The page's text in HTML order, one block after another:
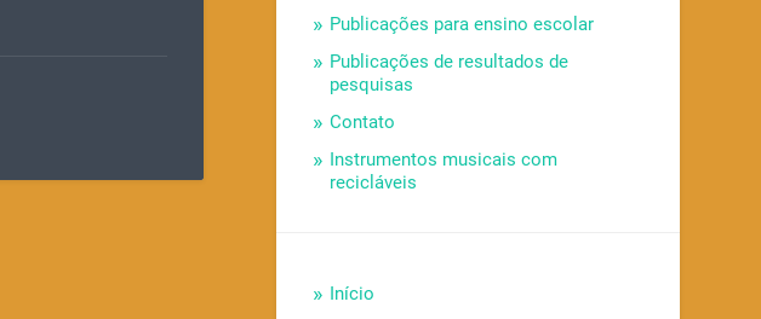
Publicações para ensino escolar
Publicações de resultados de
pesquisas
Contato
Instrumentos musicais com
recicláveis
Início